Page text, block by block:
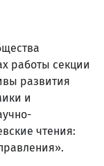
работы секции
развития
и
чтения: